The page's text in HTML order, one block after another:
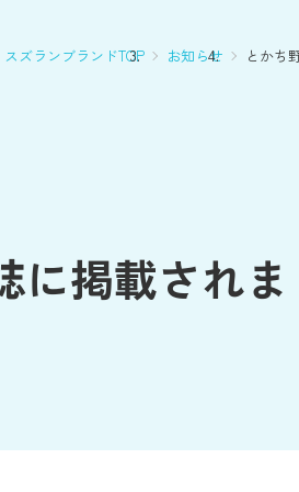
掲載されま
スズランブランドTOP お知らせ とかち